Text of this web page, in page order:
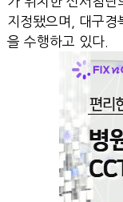
지정됐으며, 대구경
을 수행하고 있다.